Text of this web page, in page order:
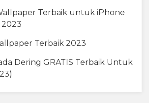
Terbaik untuk iPhone
Terbaik 2023
Dering GRATIS Terbaik Untuk